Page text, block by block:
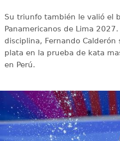
Su triunfo también le valió el
Panamericanos de Lima
disciplina, Fernando
plata en la prueba de kata
en Perú.